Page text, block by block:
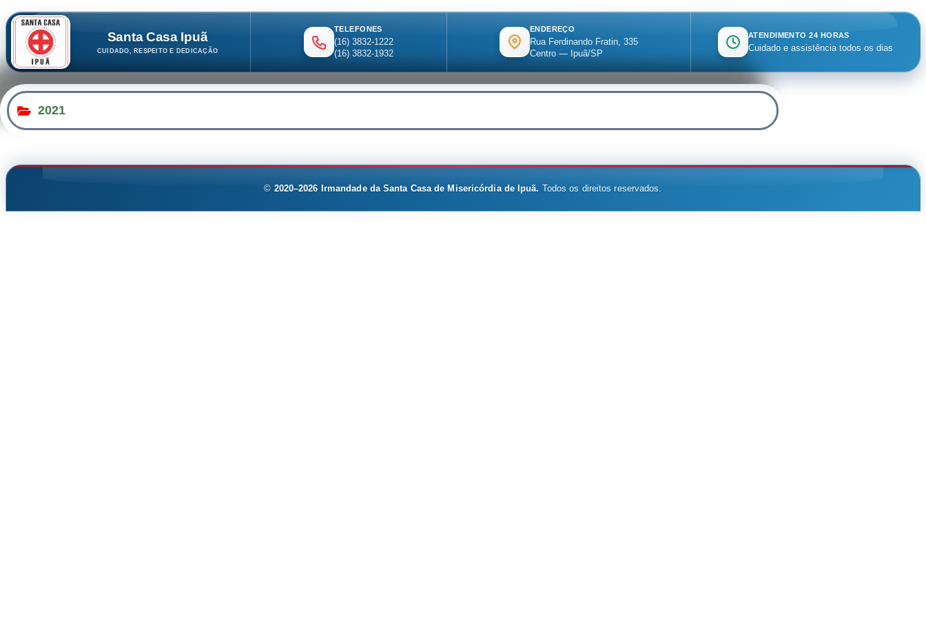
Santa Casa Ipuã
CUIDADO, RESPEITO E DEDICAÇÃO
TELEFONES
(16) 3832-1222
(16) 3832-1932
ENDEREÇO
Rua Ferdinando Fratin, 335
Centro — Ipuã/SP
ATENDIMENTO 24 HORAS
Cuidado e assistência todos os dias
2021
© 2020–2026 Irmandade da Santa Casa de Misericórdia de Ipuã. Todos os direitos reservados.